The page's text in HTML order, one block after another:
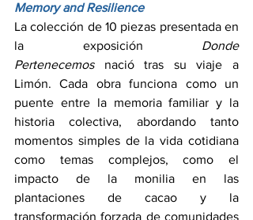
Memory and Resilience
La colección de 10 piezas presentada en
la exposición Donde
Pertenecemos nació tras su viaje a
Limón. Cada obra funciona como un
puente entre la memoria familiar y la
historia colectiva, abordando tanto
momentos simples de la vida cotidiana
como temas complejos, como el
impacto de la monilia en las
plantaciones de cacao y la
transformación forzada de comunidades